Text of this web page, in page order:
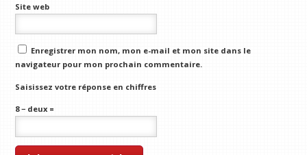
Site web
Enregistrer mon nom, mon e-mail et mon site dans le
navigateur pour mon prochain commentaire.
Saisissez votre réponse en chiffres
8 − deux =